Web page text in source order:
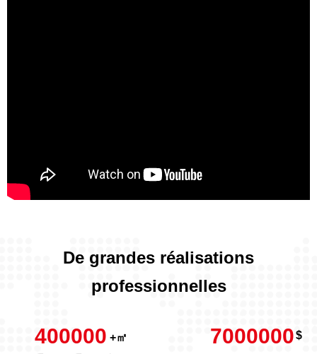
De grandes réalisations
professionnelles
400000 +㎡
7000000$